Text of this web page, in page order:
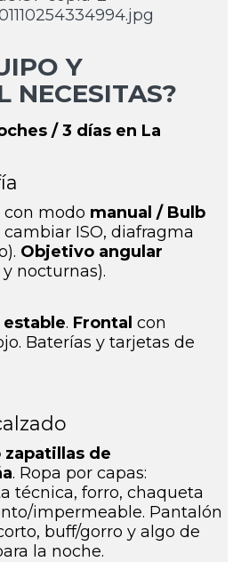
Y
NECESITAS?
/ 3 días en La
con modo manual / Bulb
cambiar ISO, diafragma
Objetivo angular
nocturnas).
estable. Frontal con
Baterías y tarjetas de
zapatillas de
. Ropa por capas:
técnica, forro, chaqueta
impermeable. Pantalón
buff/gorro y algo de
la noche.